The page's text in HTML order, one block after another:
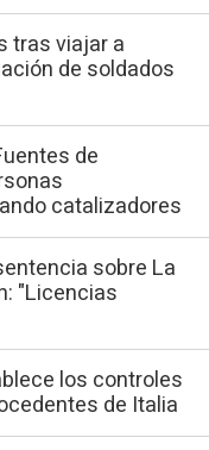
tras viajar a
de soldados
de
catalizadores
sobre La
"Licencias
los controles
de Italia